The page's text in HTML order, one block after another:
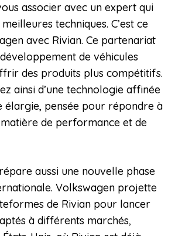
associer avec un expert qui
techniques. C’est ce
avec Rivian. Ce partenariat
de véhicules
des produits plus compétitifs.
ainsi d’une technologie affinée
élargie, pensée pour répondre à
de performance et de
aussi une nouvelle phase
Volkswagen projette
de Rivian pour lancer
à différents marchés,